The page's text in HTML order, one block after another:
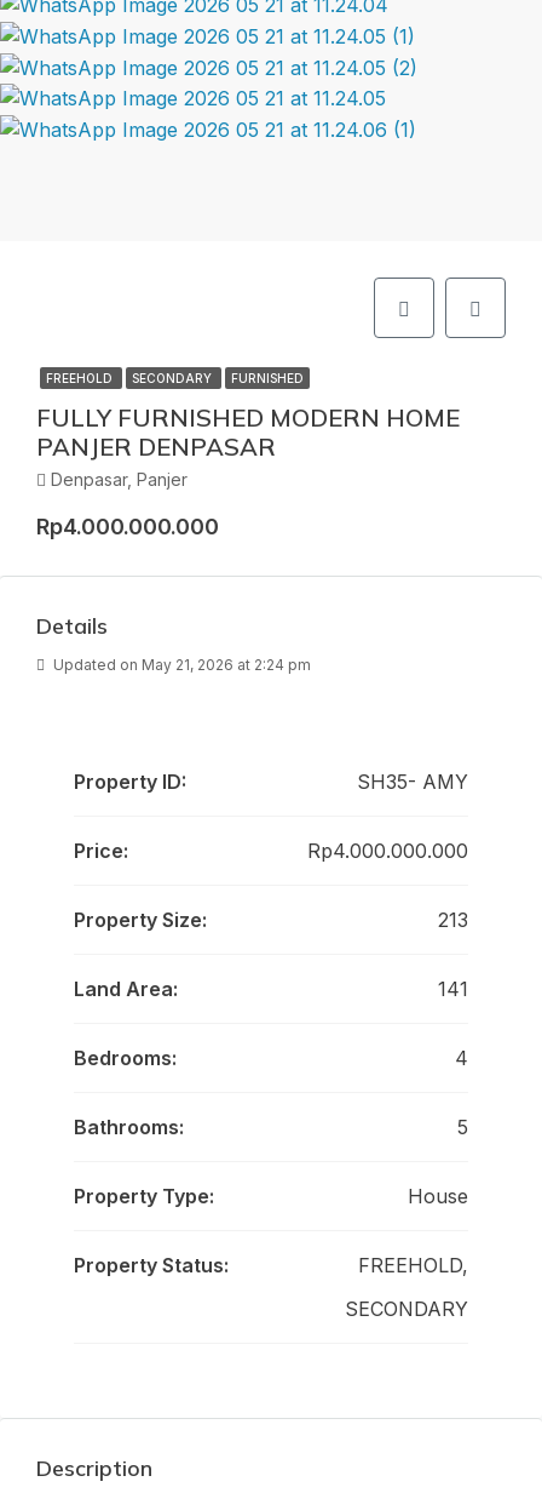
FREEHOLD SECONDARY FURNISHED
FULLY FURNISHED MODERN HOME
PANJER DENPASAR
Denpasar, Panjer
Rp4.000.000.000
Details
Updated on May 21, 2026 at 2:24 pm
Property ID: SH35- AMY
Price: Rp4.000.000.000
Property Size: 213
Land Area: 141
Bedrooms: 4
Bathrooms: 5
Property Type: House
Property Status:
FREEHOLD,
SECONDARY
Description